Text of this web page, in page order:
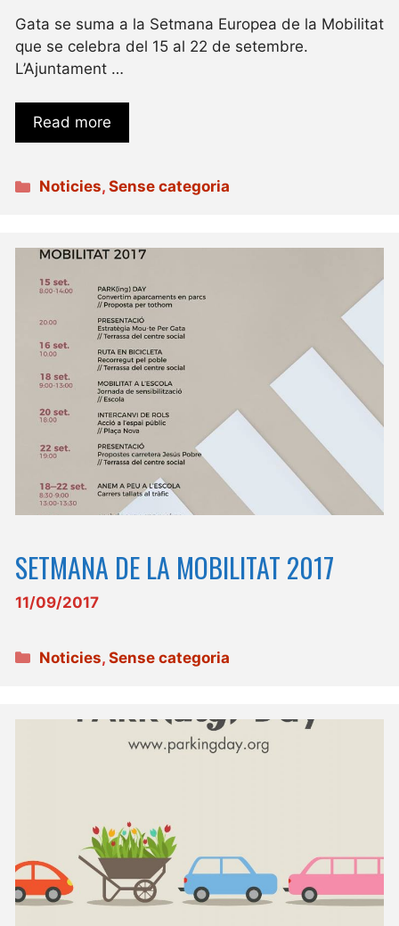
Gata se suma a la Setmana Europea de la Mobilitat
que se celebra del 15 al 22 de setembre.
L’Ajuntament …
Read more
Categories
Noticies,Sense categoria
SETMANA DE LA MOBILITAT 2017
11/09/2017
Categories
Noticies,Sense categoria